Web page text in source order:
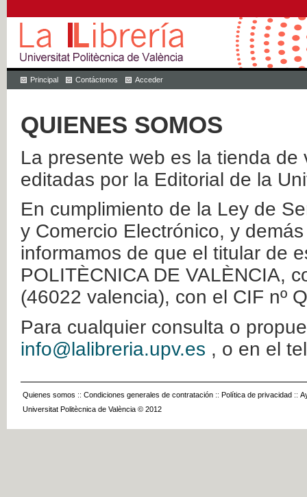
Principal Contáctenos Acceder
QUIENES SOMOS
La presente web es la tienda
editadas por la Editorial de la
En cumplimiento de la Ley de
y Comercio Electrónico, y
informamos de que el titular de
POLITÈCNICA DE VALÈNCIA,
(46022 valencia), con el CIF nº
Para cualquier consulta o
info@lalibreria.upv.es , o en el
Quienes somos :: Condiciones generales de contratación :: Política de privacidad ::
Universitat Politècnica de València © 2012